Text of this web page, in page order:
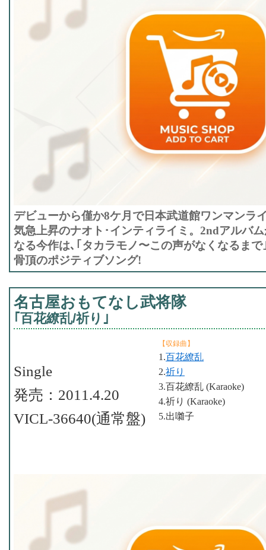
デビューから僅か8ケ月で日本武道館ワンマンラ
気急上昇のナオト･インティライミ。2ndアルバ
なる今作は､｢タカラモノ〜この声がなくなるま
骨頂のポジティブソング!
名古屋おもてなし武将隊
｢百花繚乱/祈り｣
【収録曲】
1.百花繚乱
2.祈り
3.百花繚乱 (Karaoke)
4.祈り (Karaoke)
5.出囃子
Single
発売：2011.4.20
VICL-36640(通常盤)